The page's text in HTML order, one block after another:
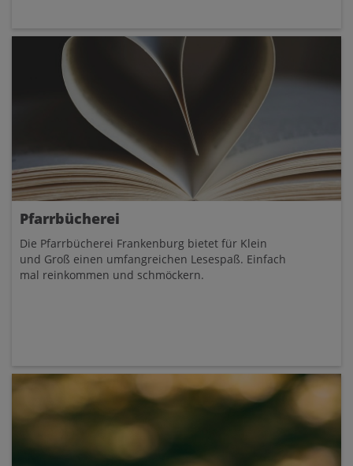
Pfarrbücherei
Die Pfarrbücherei Frankenburg bietet für Klein
und Groß einen umfangreichen Lesespaß. Einfach
mal reinkommen und schmöckern.